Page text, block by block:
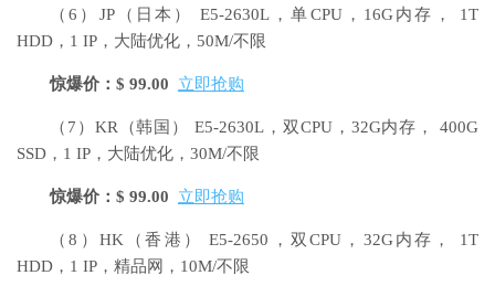
（6）JP（日本）
E5-2630L，单CPU，16G内存， 1T
HDD，1 IP，大陆优化，50M/不限
惊爆价：$ 99.00 立即抢购
（7）KR（韩国）
E5-2630L，双CPU，32G内存， 400G
SSD，1 IP，大陆优化，30M/不限
惊爆价：$ 99.00 立即抢购
（8）HK（香港）
E5-2650，双CPU，32G内存， 1T
HDD，1 IP，精品网，10M/不限